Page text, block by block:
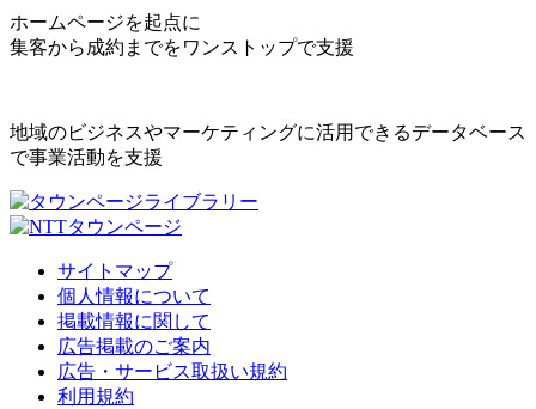
ホームページを起点に
集客から成約までをワンストップで支援
地域のビジネスやマーケティングに活用できるデータベース
で事業活動を支援
サイトマップ
個人情報について
掲載情報に関して
広告掲載のご案内
広告・サービス取扱い規約
利用規約